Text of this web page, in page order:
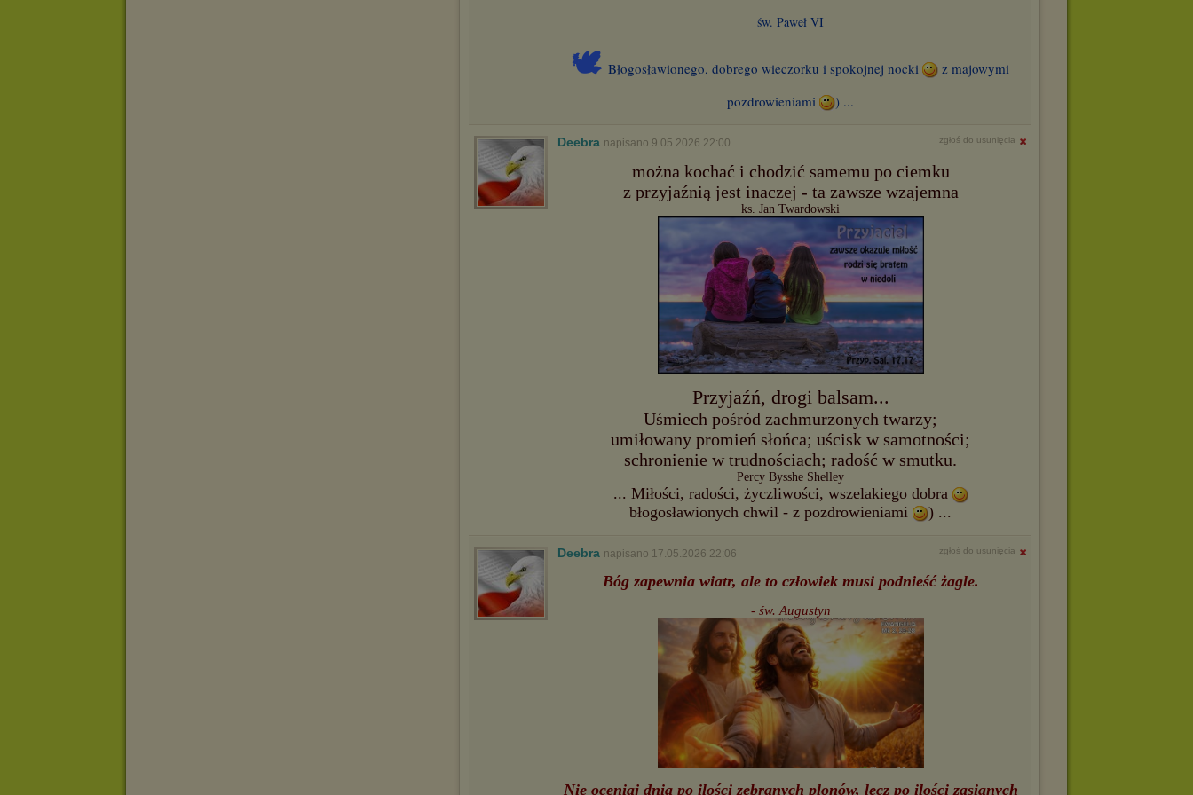
św. Paweł VI
🕊 Błogosławionego, dobrego wieczorku i spokojnej nocki
z majowymi
pozdrowieniami
) ...
Deebra napisano 9.05.2026 22:00 zgłoś do usunięcia
można kochać i chodzić samemu po ciemku
z przyjaźnią jest inaczej - ta zawsze wzajemna
ks. Jan Twardowski
Przyjaźń, drogi balsam...
Uśmiech pośród zachmurzonych twarzy;
umiłowany promień słońca; uścisk w samotności;
schronienie w trudnościach; radość w smutku.
Percy Bysshe Shelley
... Miłości, radości, życzliwości, wszelakiego dobra
błogosławionych chwil - z pozdrowieniami
) ...
Deebra napisano 17.05.2026 22:06 zgłoś do usunięcia
Bóg zapewnia wiatr, ale to człowiek musi podnieść żagle.
- św. Augustyn
Nie oceniaj dnia po ilości zebranych plonów, lecz po ilości zasianych